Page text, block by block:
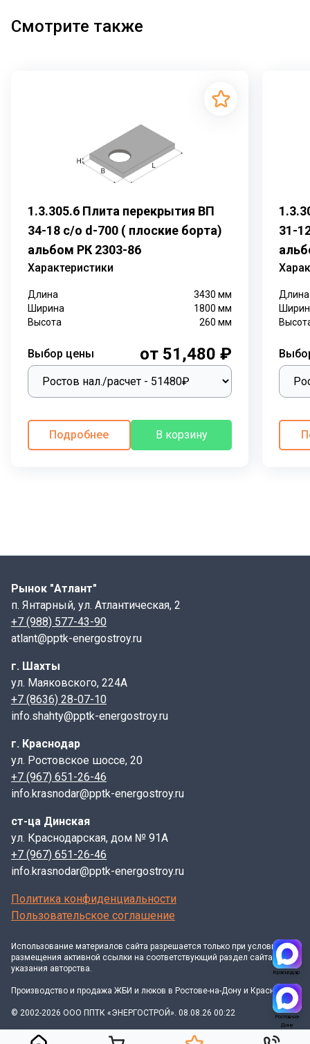
Смотрите также
1.3.305.6 Плита перекрытия ВП
34-18 с/о d-700 ( плоские борта)
альбом РК 2303-86
Характеристики
Длина 3430мм
Ширина
1800мм
Высота
260мм
Выбор цены от 51,480 ₽
Подробнее В корзину
31-
Длина
Рынок "Атлант"
п. Янтарный, ул. Атлантическая, 2
+7 (988) 577-43-90
atlant@pptk-energostroy.ru
г. Шахты
ул. Маяковского, 224А
+7 (8636) 28-07-10
info.shahty@pptk-energostroy.ru
г. Краснодар
ул. Ростовское шоссе, 20
+7 (967) 651-26-46
info.krasnodar@pptk-energostroy.ru
ст-ца Динская
ул. Краснодарская, дом № 91А
+7 (967) 651-26-46
info.krasnodar@pptk-energostroy.ru
Политика конфиденциальности
Пользовательское соглашение
Использование материалов сайта разрешается только при условии
размещения активной ссылки на соответствующий раздел сайта и
указания авторства.
Производство и продажа ЖБИ и люков в Ростове-на-Дону и Краснодаре
© 2002-2026 ООО ППТК «ЭНЕРГОСТРОЙ». 08.08.26 00:22
Краснодар
Ростов-на-
Дону